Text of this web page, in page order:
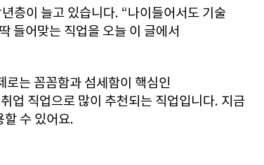
층이 늘고 있습니다. “나이들어서도 기술
들어맞는 직업을 오늘 이 글에서
는 꼼꼼함과 섬세함이 핵심인
업 직업으로 많이 추천되는 직업입니다. 지금
할 수 있어요.